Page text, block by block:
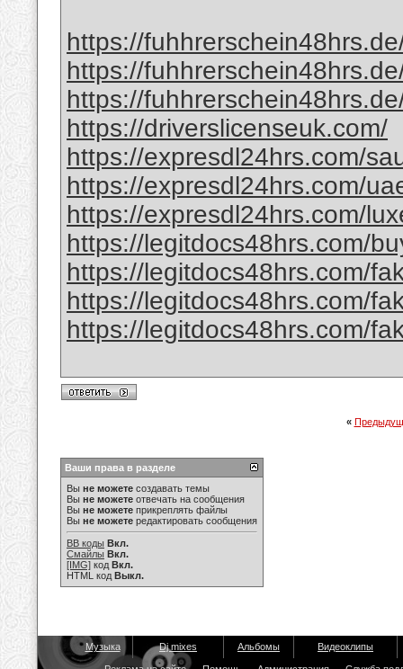
https://
https://
https://
https://driverslicenseuk.com/
https://expresdl24hrs.com/
https://expresdl24hrs.com/
https://expresdl24hrs.com/
https://legitdocs48hrs.com/
https://legitdocs48hrs.com/
https://legitdocs48hrs.com/
https://legitdocs48hrs.com/
«
Ваши права в разделе
Вы не можете создавать темы
Вы не можете отвечать на сообщения
Вы не можете прикреплять файлы
Вы не можете редактировать сообщения
BB коды Вкл.
Смайлы Вкл.
[IMG] код Вкл.
HTML код Выкл.
Музыка Dj mixes Альбомы Видеоклипы